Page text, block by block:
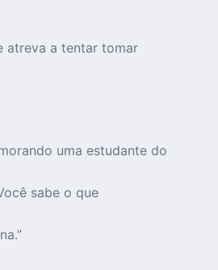
atreva a tentar tomar
uma estudante do
sabe o que